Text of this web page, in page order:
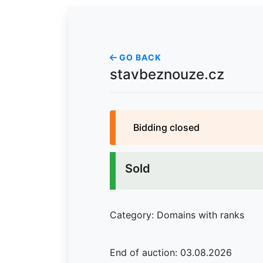
GO BACK
stavbeznouze.cz
Bidding closed
Sold
Category: Domains with ranks
End of auction: 03.08.2026